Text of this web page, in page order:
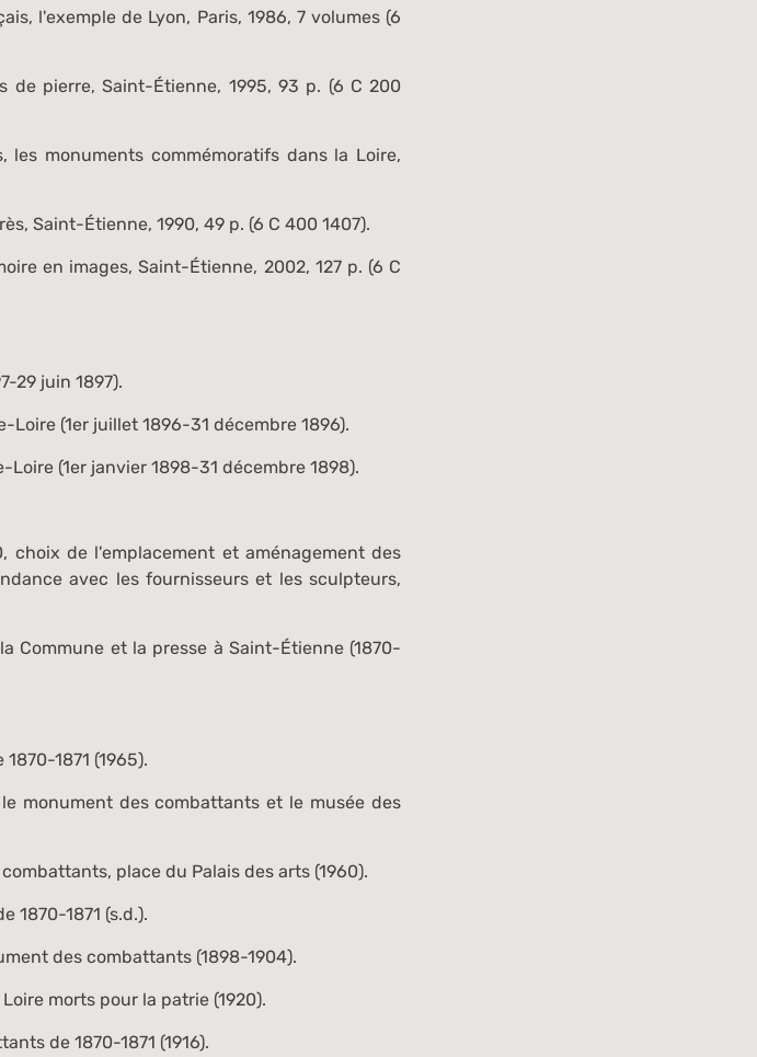
l'exemple de Lyon, Paris, 1986, 7 volumes (6
de pierre, Saint-Étienne, 1995, 93 p. (6 C 200
les monuments commémoratifs dans la Loire,
, Saint-Étienne, 1990, 49 p. (6 C 400 1407).
en images, Saint-Étienne, 2002, 127 p. (6 C
29 juin 1897).
Loire (1er juillet 1896-31 décembre 1896).
Loire (1er janvier 1898-31 décembre 1898).
choix de l'emplacement et aménagement des
avec les fournisseurs et les sculpteurs,
Commune et la presse à Saint-Étienne (1870-
1871 (1965).
monument des combattants et le musée des
place du Palais des arts (1960).
1870-1871 (s.d.).
des combattants (1898-1904).
morts pour la patrie (1920).
de 1870-1871 (1916).